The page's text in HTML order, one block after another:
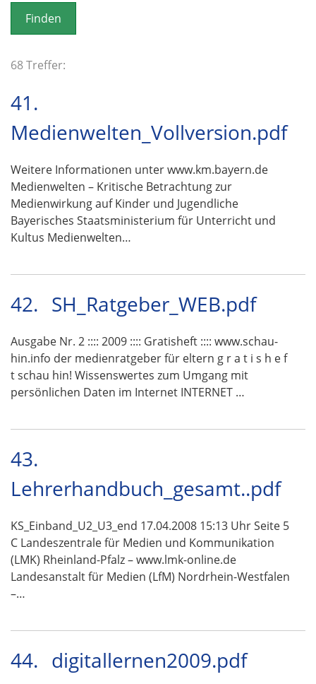
o
n
68 Treffer:
41.
Medienwelten_Vollversion.pdf
Weitere Informationen unter www.km.bayern.de
Medienwelten – Kritische Betrachtung zur
Medienwirkung auf Kinder und Jugendliche
Bayerisches Staatsministerium für Unterricht und
Kultus Medienwelten…
42. SH_Ratgeber_WEB.pdf
Ausgabe Nr. 2 :::: 2009 :::: Gratisheft :::: www.schau-
hin.info der medienratgeber für eltern g r a t i s h e f
t schau hin! Wissenswertes zum Umgang mit
persönlichen Daten im Internet INTERNET …
43.
Lehrerhandbuch_gesamt..pdf
KS_Einband_U2_U3_end 17.04.2008 15:13 Uhr Seite 5
C Landeszentrale für Medien und Kommunikation
(LMK) Rheinland-Pfalz – www.lmk-online.de
Landesanstalt für Medien (LfM) Nordrhein-Westfalen
–…
44. digitallernen2009.pdf